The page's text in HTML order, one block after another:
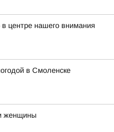
центре нашего внимания
в Смоленске
женщины